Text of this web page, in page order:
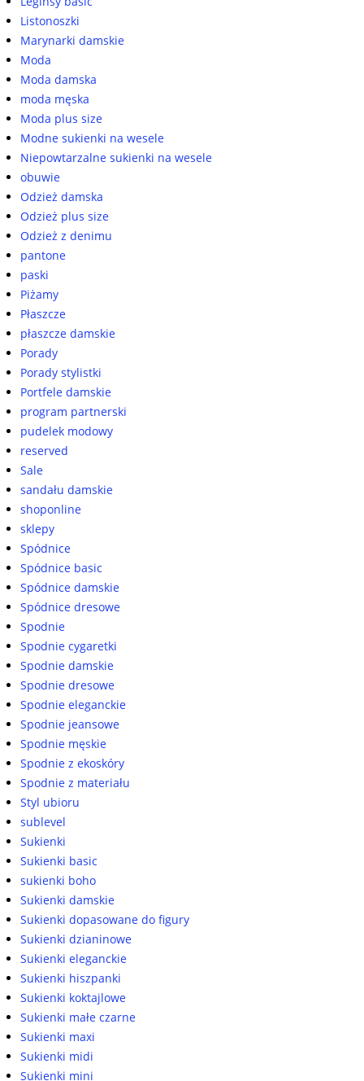
Listonoszki
Marynarki damskie
Moda
Moda damska
moda męska
Moda plus size
Modne sukienki na wesele
Niepowtarzalne sukienki na wesele
obuwie
Odzież damska
Odzież plus size
Odzież z denimu
pantone
paski
Piżamy
Płaszcze
płaszcze damskie
Porady
Porady stylistki
Portfele damskie
program partnerski
pudelek modowy
reserved
Sale
sandału damskie
shoponline
sklepy
Spódnice
Spódnice basic
Spódnice damskie
Spódnice dresowe
Spodnie
Spodnie cygaretki
Spodnie damskie
Spodnie dresowe
Spodnie eleganckie
Spodnie jeansowe
Spodnie męskie
Spodnie z ekoskóry
Spodnie z materiału
Styl ubioru
sublevel
Sukienki
Sukienki basic
sukienki boho
Sukienki damskie
Sukienki dopasowane do figury
Sukienki dzianinowe
Sukienki eleganckie
Sukienki hiszpanki
Sukienki koktajlowe
Sukienki małe czarne
Sukienki maxi
Sukienki midi
Sukienki mini